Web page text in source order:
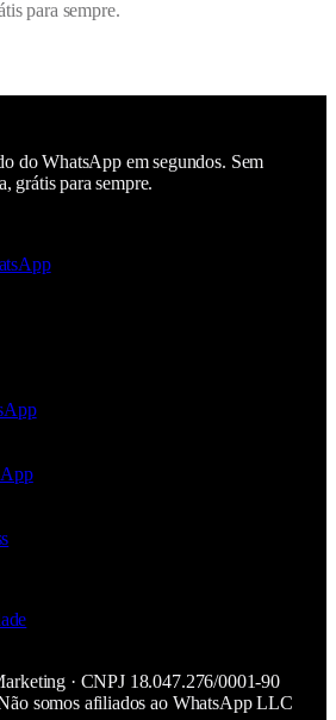
para sempre.
do WhatsApp em segundos. Sem
grátis para sempre.
· CNPJ 18.047.276/0001-90
somos afiliados ao WhatsApp LLC